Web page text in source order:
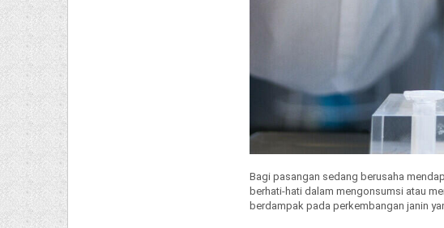
Bagi pasangan sedang berusaha
berhati-hati dalam mengonsumsi atau
berdampak pada perkembangan janin